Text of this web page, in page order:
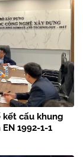
cấu khung
1992-1-1